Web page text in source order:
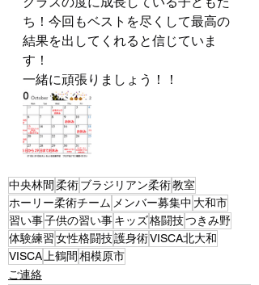
ち！今回もベストを尽くして最高の
結果を出してくれると信じていま
す！
一緒に頑張りましょう！！
中央林間 柔術ブラジリアン柔術教室
ホーリー柔術チーム メンバー募集中 大和市
習い事子供の習い事キッズ格闘技つきみ野
体験練習女性格闘技護身術VISCA北大和
VISCA 上鶴間 相模原市
ご連絡